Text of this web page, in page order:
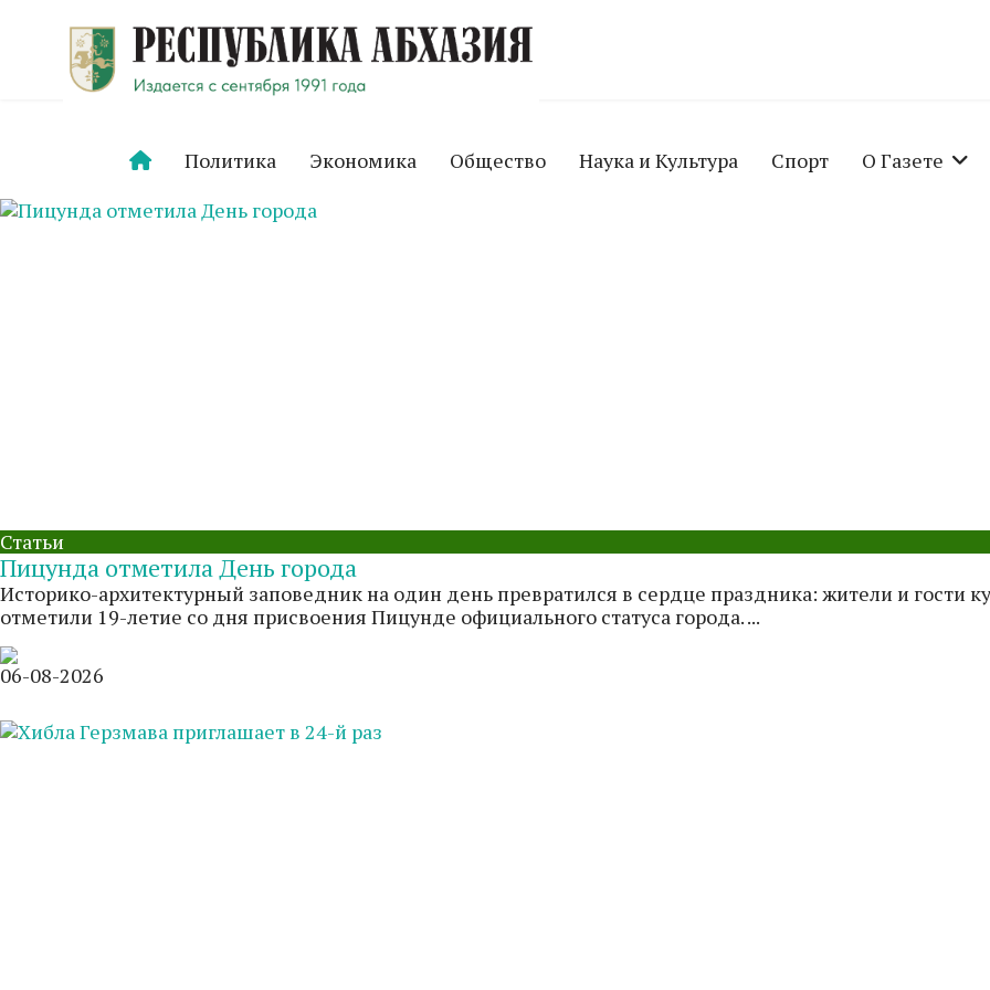
Политика Экономика Общество Наука и Культура Спорт О Газете
Статьи
Пицунда отметила День города
Историко-архитектурный заповедник на один день превратился в сердце праздника: жители и гости
отметили 19-летие со дня присвоения Пицунде официального статуса города. ...
06-08-2026